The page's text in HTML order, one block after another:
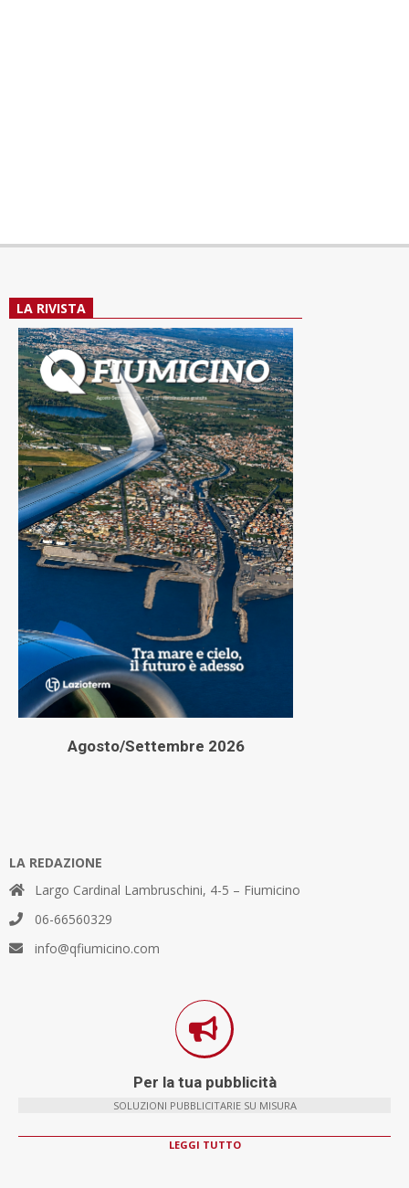
LA RIVISTA
Agosto/Settembre 2026
LA REDAZIONE
Largo Cardinal Lambruschini, 4-5 – Fiumicino
06-66560329
info@qfiumicino.com
Per la tua pubblicità
SOLUZIONI PUBBLICITARIE SU MISURA
LEGGI TUTTO